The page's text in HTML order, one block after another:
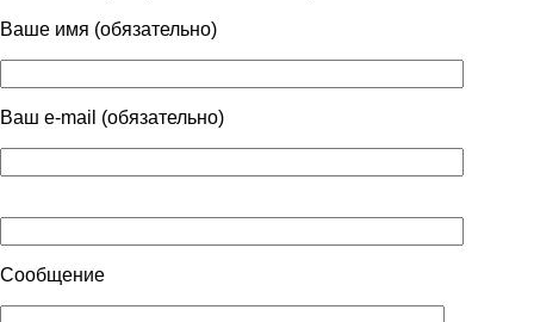
Ваше имя (обязательно)
Ваш e-mail (обязательно)
Сообщение